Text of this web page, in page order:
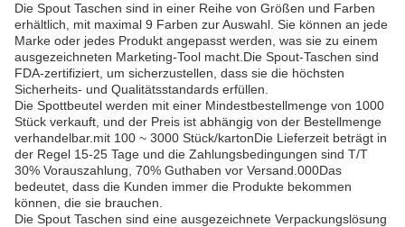
Die Spout Taschen sind in einer Reihe von Größen und Farben
erhältlich, mit maximal 9 Farben zur Auswahl. Sie können an jede
Marke oder jedes Produkt angepasst werden, was sie zu einem
ausgezeichneten Marketing-Tool macht.Die Spout-Taschen sind
FDA-zertifiziert, um sicherzustellen, dass sie die höchsten
Sicherheits- und Qualitätsstandards erfüllen.
Die Spottbeutel werden mit einer Mindestbestellmenge von 1000
Stück verkauft, und der Preis ist abhängig von der Bestellmenge
verhandelbar.mit 100 ~ 3000 Stück/kartonDie Lieferzeit beträgt in
der Regel 15-25 Tage und die Zahlungsbedingungen sind T/T
30% Vorauszahlung, 70% Guthaben vor Versand.000Das
bedeutet, dass die Kunden immer die Produkte bekommen
können, die sie brauchen.
Die Spout Taschen sind eine ausgezeichnete Verpackungslösung